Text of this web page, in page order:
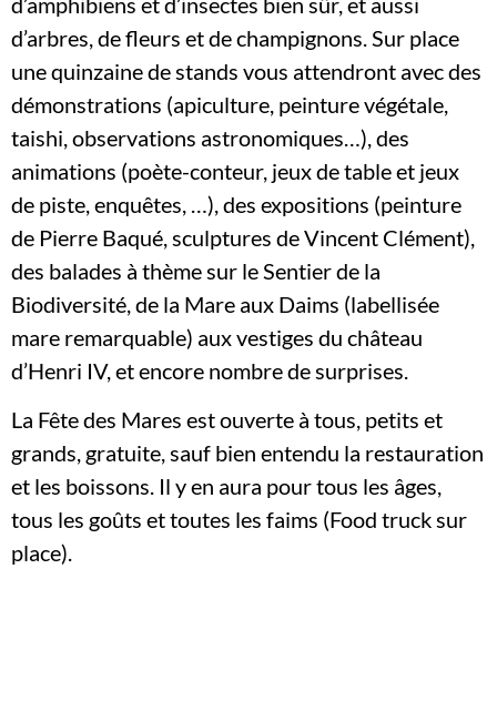
d’arbres, de fleurs et de champignons. Sur place
une quinzaine de stands vous attendront avec des
démonstrations (apiculture, peinture végétale,
taishi, observations astronomiques…), des
animations (poète-conteur, jeux de table et jeux
de piste, enquêtes, …), des expositions (peinture
de Pierre Baqué, sculptures de Vincent Clément),
des balades à thème sur le Sentier de la
Biodiversité, de la Mare aux Daims (labellisée
mare remarquable) aux vestiges du château
d’Henri IV, et encore nombre de surprises.
La Fête des Mares est ouverte à tous, petits et
grands, gratuite, sauf bien entendu la restauration
et les boissons. Il y en aura pour tous les âges,
tous les goûts et toutes les faims (Food truck sur
place).